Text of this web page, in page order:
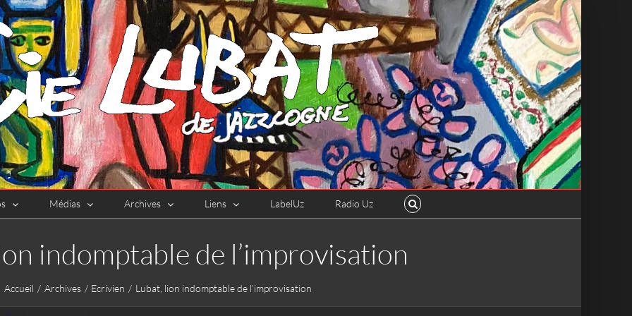
Médias Archives Liens LabelUz Radio Uz
indomptable de l’improvisation
Accueil Archives Ecrivien Lubat, lion indomptable de l’improvisation